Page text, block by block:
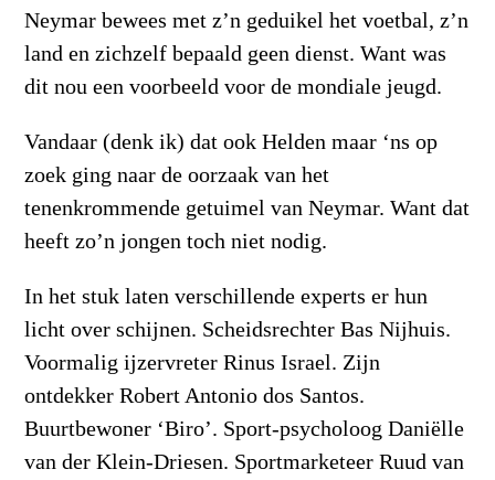
Neymar bewees met z’n geduikel het voetbal, z’n
land en zichzelf bepaald geen dienst. Want was
dit nou een voorbeeld voor de mondiale jeugd.
Vandaar (denk ik) dat ook Helden maar ‘ns op
zoek ging naar de oorzaak van het
tenenkrommende getuimel van Neymar. Want dat
heeft zo’n jongen toch niet nodig.
In het stuk laten verschillende experts er hun
licht over schijnen. Scheidsrechter Bas Nijhuis.
Voormalig ijzervreter Rinus Israel. Zijn
ontdekker Robert Antonio dos Santos.
Buurtbewoner ‘Biro’. Sport-psycholoog Daniëlle
van der Klein-Driesen. Sportmarketeer Ruud van